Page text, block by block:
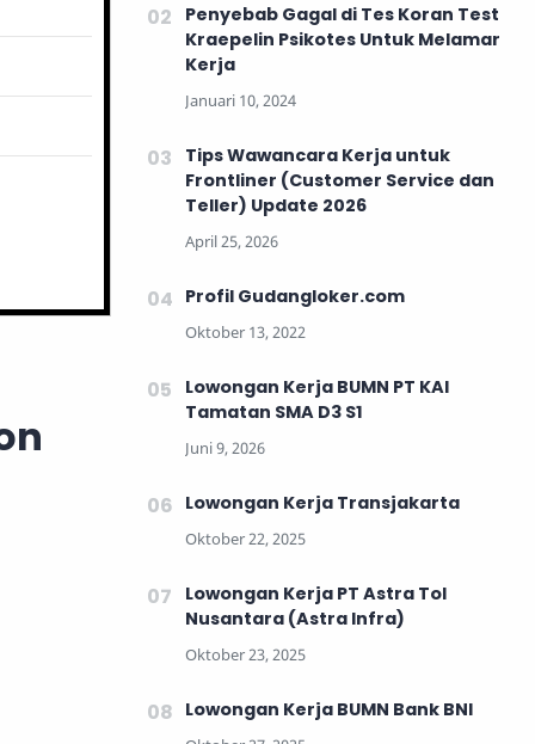
Penyebab Gagal di Tes Koran Test
Kraepelin Psikotes Untuk Melamar
Kerja
Tips Wawancara Kerja untuk
Frontliner (Customer Service dan
Teller) Update 2026
Profil Gudangloker.com
Lowongan Kerja BUMN PT KAI
Tamatan SMA D3 S1
Lowongan Kerja Transjakarta
Lowongan Kerja PT Astra Tol
Nusantara (Astra Infra)
Lowongan Kerja BUMN Bank BNI